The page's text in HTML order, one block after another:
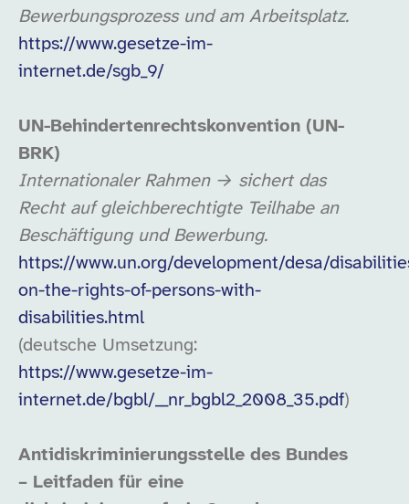
Bewerbungsprozess und am Arbeitsplatz.
https://www.gesetze-im-
internet.de/sgb_9/
UN-Behindertenrechtskonvention (UN-
BRK)
Internationaler Rahmen → sichert das
Recht auf gleichberechtigte Teilhabe an
Beschäftigung und Bewerbung.
https://www.un.org/development/desa/
on-the-rights-of-persons-with-
disabilities.html
(deutsche Umsetzung:
https://www.gesetze-im-
internet.de/bgbl/__nr_bgbl2_2008_35.pdf)
Antidiskriminierungsstelle des Bundes
– Leitfaden für eine